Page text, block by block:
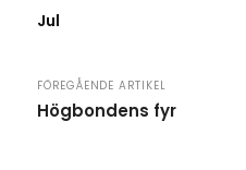
Jul
FÖREGÅENDE ARTIKEL
Högbondens fyr